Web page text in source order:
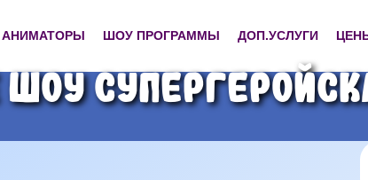
АНИМАТОРЫ ШОУ ПРОГРАММЫ ДОП.УСЛУГИ